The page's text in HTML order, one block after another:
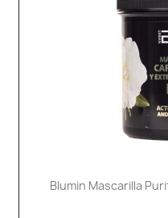
Blumin Mascarilla